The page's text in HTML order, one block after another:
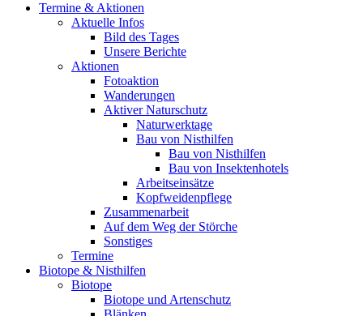
Termine & Aktionen
Aktuelle Infos
Bild des Tages
Unsere Berichte
Aktionen
Fotoaktion
Wanderungen
Aktiver Naturschutz
Naturwerktage
Bau von Nisthilfen
Bau von Nisthilfen
Bau von Insektenhotels
Arbeitseinsätze
Kopfweidenpflege
Zusammenarbeit
Auf dem Weg der Störche
Sonstiges
Termine
Biotope & Nisthilfen
Biotope
Biotope und Artenschutz